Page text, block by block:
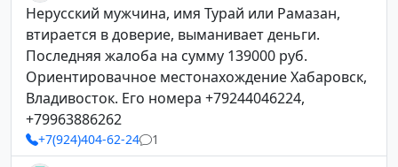
Нерусский мужчина, имя Турай или Рамазан,
втирается в доверие, выманивает деньги.
Последняя жалоба на сумму 139000 руб.
Ориентировачное местонахождение Хабаровск,
Владивосток. Его номера +79244046224,
+79963886262
+7(924)404-62-24 1